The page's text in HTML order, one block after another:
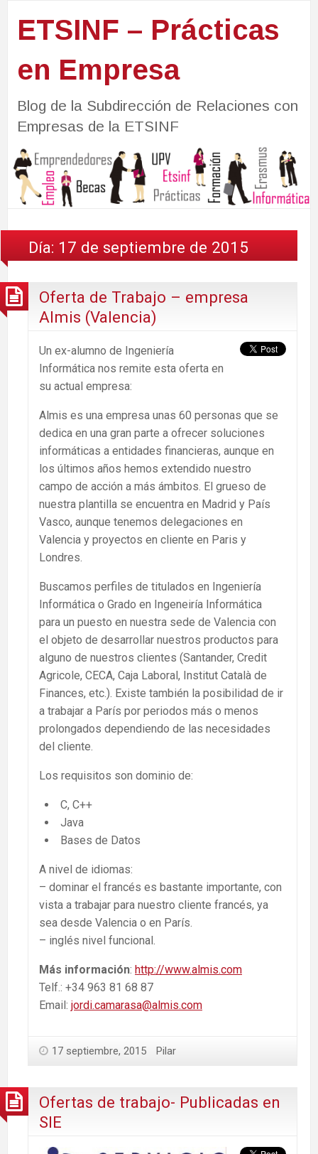
ETSINF – Prácticas
en Empresa
Blog de la Subdirección de Relaciones con
Empresas de la ETSINF
Día: 17 de septiembre de 2015
Oferta de Trabajo – empresa
Almis (Valencia)
Un ex-alumno de Ingeniería
Informática nos remite esta oferta en
su actual empresa:
Almis es una empresa unas 60 personas que se
dedica en una gran parte a ofrecer soluciones
informáticas a entidades financieras, aunque en
los últimos años hemos extendido nuestro
campo de acción a más ámbitos. El grueso de
nuestra plantilla se encuentra en Madrid y País
Vasco, aunque tenemos delegaciones en
Valencia y proyectos en cliente en Paris y
Londres.
Buscamos perfiles de titulados en Ingeniería
Informática o Grado en Ingeneiría Informática
para un puesto en nuestra sede de Valencia con
el objeto de desarrollar nuestros productos para
alguno de nuestros clientes (Santander, Credit
Agricole, CECA, Caja Laboral, Institut Català de
Finances, etc.). Existe también la posibilidad de ir
a trabajar a París por periodos más o menos
prolongados dependiendo de las necesidades
del cliente.
Los requisitos son dominio de:
C, C++
Java
Bases de Datos
A nivel de idiomas:
– dominar el francés es bastante importante, con
vista a trabajar para nuestro cliente francés, ya
sea desde Valencia o en París.
– inglés nivel funcional.
Más información: http://www.almis.com
Telf.: +34 963 81 68 87
Email: jordi.camarasa@almis.com
17 septiembre, 2015 Pilar
Ofertas de trabajo- Publicadas en
SIE